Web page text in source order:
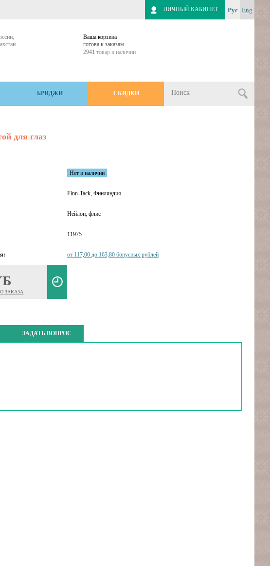
Рус Eng
ЛИЧНЫЙ КАБИНЕТ
Ваша корзина
готова к заказам
2941 товар в наличии
БРИДЖИ СКИДКИ
для глаз
Нет в наличии
Finn-Tack, Финляндия
Нейлон, флис
11975
от 117,00 до 163,80 бонусных рублей
ЗАКАЗА
ЗАДАТЬ ВОПРОС